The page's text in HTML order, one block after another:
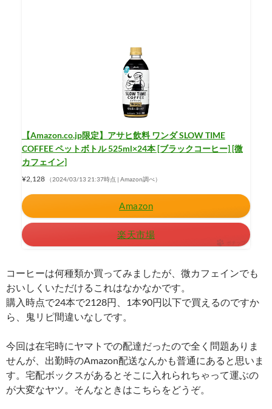
【Amazon.co.jp限定】アサヒ飲料 ワンダ SLOW TIME
COFFEE ペットボトル 525ml×24本 [ブラックコーヒー] [微
カフェイン]
¥2,128 （2024/03/13 21:37時点 | Amazon調べ）
Amazon
楽天市場
ポチップ
コーヒーは何種類か買ってみましたが、微カフェインでも
おいしくいただけるこれはなかなかです。
購入時点で24本で2128円、1本90円以下で買えるのですか
ら、鬼リピ間違いなしです。
今回は在宅時にヤマトでの配達だったので全く問題ありま
せんが、出勤時のAmazon配送なんかも普通にあると思いま
す。宅配ボックスがあるとそこに入れられちゃって運ぶの
が大変なヤツ。そんなときはこちらをどうぞ。